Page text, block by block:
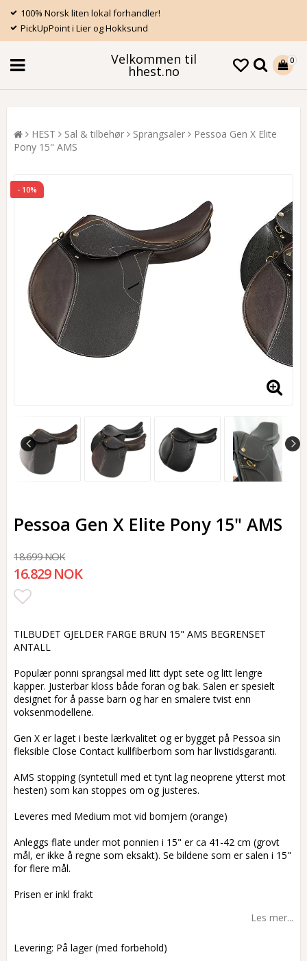
100% Norsk liten lokal forhandler!
PickUpPoint i Lier og Hokksund
Velkommen til
hhest.no
0
HEST Sal & tilbehør Sprangsaler
Pessoa Gen X Elite
Pony 15" AMS
- 10%
Pessoa Gen X Elite Pony 15" AMS
18.699 NOK
16.829 NOK
TILBUDET GJELDER FARGE BRUN 15" AMS BEGRENSET
ANTALL
Populær ponni sprangsal med litt dypt sete og litt lengre
kapper. Justerbar kloss både foran og bak. Salen er spesielt
designet for å passe barn og har en smalere tvist enn
voksenmodellene.
Gen X er laget i beste lærkvalitet og er bygget på Pessoa sin
fleksible Close Contact kullfiberbom som har livstidsgaranti.
AMS stopping (syntetull med et tynt lag neoprene ytterst mot
hesten) som kan stoppes om og justeres.
Leveres med Medium mot vid bomjern (orange)
Anleggs flate under mot ponnien i 15" er ca 41-42 cm (grovt
mål, er ikke å regne som eksakt). Se bildene som er salen i 15"
for flere mål.
Prisen er inkl frakt
Les mer...
Levering: På lager (med forbehold)